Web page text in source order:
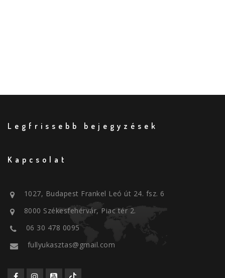
Legfrissebb bejegyzések
Kapcsolat
1027, Budapest Frankel Leó út 24. fsz. 6
8000 Székesfehérvár, Piac tér 2.
06 30 478 0095
fullyukasztas@gmail.com